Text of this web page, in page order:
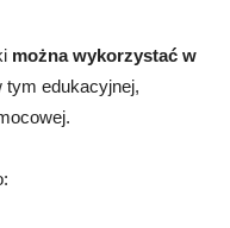
można wykorzystać w
tym edukacyjnej,